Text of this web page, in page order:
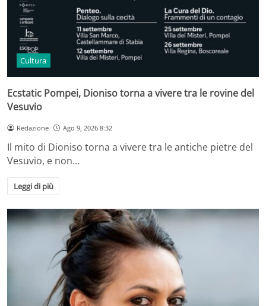
Cultura
Ecstatic Pompei, Dioniso torna a vivere tra le rovine del
Vesuvio
Redazione Ago 9, 2026 8:32
Il mito di Dioniso torna a vivere tra le antiche pietre del
Vesuvio, e non…
Leggi di più